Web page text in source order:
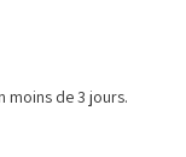
moins de 3 jours.